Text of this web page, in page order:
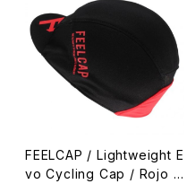
FEELCAP / Lightweight E
vo Cycling Cap / Rojo B